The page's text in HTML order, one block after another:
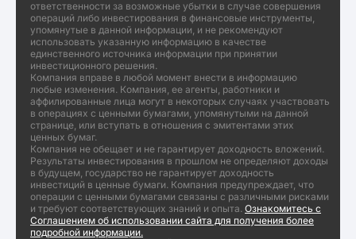
ответственности за возможные убытки в случае совершения
операций либо инвестирования в финансовые инструменты,
упомянутые в данной информации, и не рекомендуют
использовать указанную информацию в качестве
единственного источника информации при принятии
инвестиционного решения.
Компания вправе в любой момент внести в информацию
любые изменения. Компания, ее агенты, работники и
аффилированные лица могут в некоторых случаях участвовать
в операциях с ценными бумагами, упомянутыми на данной
странице, или вступать в отношения с эмитентами этих
ценных бумаг.
Компания не обещает и не гарантирует доходность вложений.
Результаты инвестирования в прошлом не определяют доходы
в будущем, государство не гарантирует доходность
инвестиций в ценные бумаги. Компания предупреждает, что
операции с ценными бумагами связаны с различными рисками
и требуют соответствующих знаний и опыта. Ознакомитесь с
Соглашением об использовании сайта для получения более
подробной информации.